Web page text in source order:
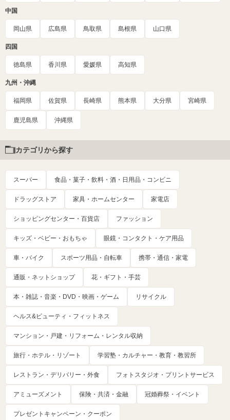
中国
岡山県 広島県 鳥取県 島根県 山口県
四国
徳島県 香川県 愛媛県 高知県
九州・沖縄
福岡県 佐賀県 長崎県 熊本県 大分県 宮崎県
鹿児島県 沖縄県
カテゴリから探す
スーパー 食品・菓子・飲料・酒・日用品・コンビニ
ドラッグストア 家具・ホームセンター 家電店
ショッピングセンター・百貨店 ファッション
キッズ・ベビー・おもちゃ 眼鏡・コンタクト・ケア用品
車・バイク スポーツ用品・自転車 携帯・通信・家電
通販・ネットショップ 花・ギフト・手芸
本・雑誌・音楽・DVD・映画・ゲーム リサイクル
ヘルス&ビューティ・フィットネス
マンション・戸建・リフォーム・レンタル収納
旅行・ホテル・リゾート 学習塾・カルチャー・教育・教習所
レストラン・デリバリー・外食 フォトスタジオ・プリントサービス
アミューズメント 保険・共済・金融 冠婚葬祭・イベント
プレゼントキャンペーン・クーポン